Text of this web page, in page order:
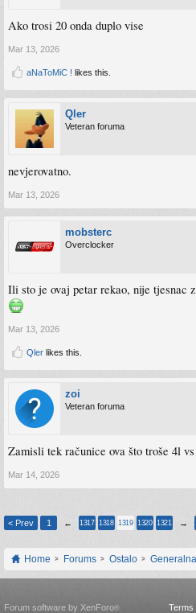
Ako trosi 20 onda duplo vise
Mar 13, 2026
aNaToMiC ! likes this.
Qler
Veteran foruma
nevjerovatno.
Mar 13, 2026
mobsterc
Overclocker
Ili sto je ovaj petar rekao, nije tjesnac
Mar 13, 2026
Qler likes this.
zoi
Veteran foruma
Zamisli tek računice ova što troše 4l
Mar 14, 2026
< Prev
1 ← 1317 1318 1319 1320 1321 →
Home Forums Ostalo
Terms
Forum software by XenForo®